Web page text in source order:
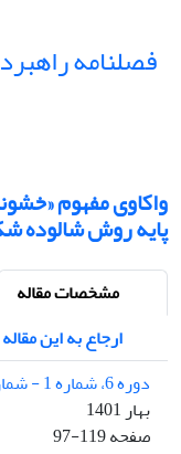
فصلنامه
واکاوی مفهوم
پایه روش شالوده
مشخصات مقاله
ارجاع به این مقاله
دوره 6، شماره 1 - شماره پیاپی 20
بهار 1401
صفحه97-119